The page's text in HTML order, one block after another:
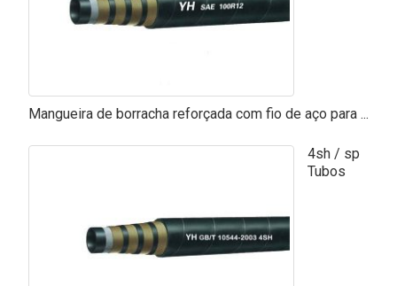
Mangueira de borracha reforçada com fio de aço para ...
4sh / sp
Tubos